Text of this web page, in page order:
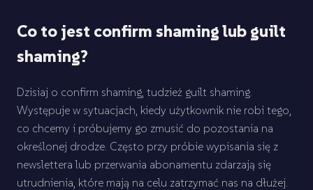
Co to jest confirm shaming lub guilt
shaming?
Dzisiaj o confirm shaming, tudzież guilt shaming.
Występuje w sytuacjach, kiedy użytkownik nie robi tego,
co chcemy i próbujemy go zmusić do pozostania na
określonej drodze. Często przy próbie wypisania się z
newslettera lub przerwania abonamentu zdarzają się
utrudnienia, które mają na celu zatrzymać nas na dłużej.